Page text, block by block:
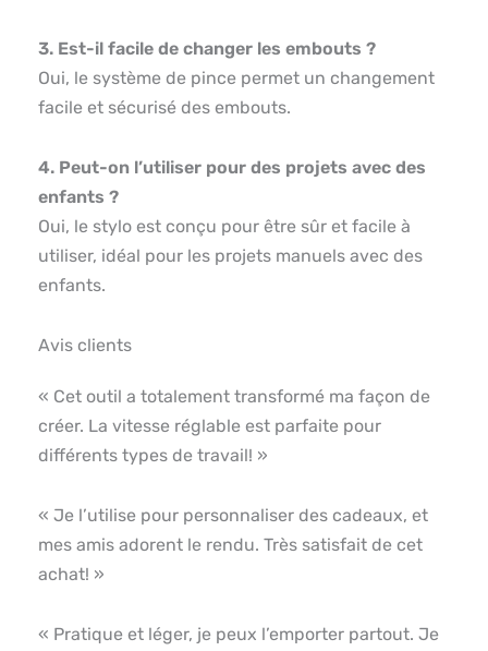
3. Est-il facile de changer les embouts ?
Oui, le système de pince permet un changement
facile et sécurisé des embouts.
4. Peut-on l’utiliser pour des projets avec des
enfants ?
Oui, le stylo est conçu pour être sûr et facile à
utiliser, idéal pour les projets manuels avec des
enfants.
Avis clients
« Cet outil a totalement transformé ma façon de
créer. La vitesse réglable est parfaite pour
différents types de travail! »
« Je l’utilise pour personnaliser des cadeaux, et
mes amis adorent le rendu. Très satisfait de cet
achat! »
« Pratique et léger, je peux l’emporter partout. Je